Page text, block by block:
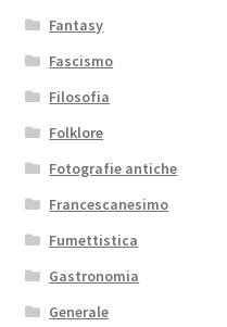
Fantasy
Fascismo
Filosofia
Folklore
Fotografie antiche
Francescanesimo
Fumettistica
Gastronomia
Generale